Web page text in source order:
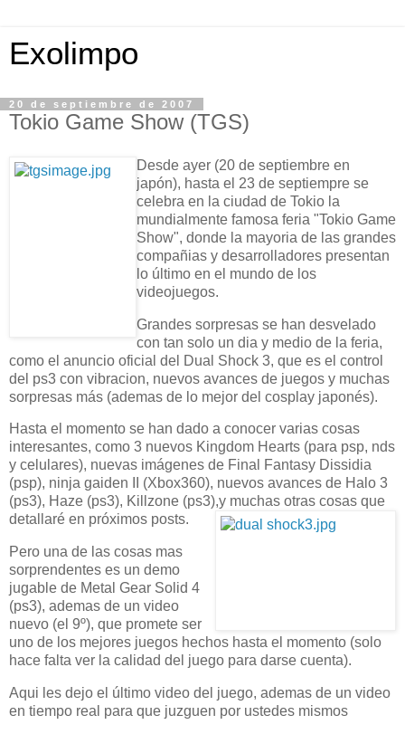
Exolimpo
20 de septiembre de 2007
Tokio Game Show (TGS)
Desde ayer (20 de septiembre en
japón), hasta el 23 de septiempre se
celebra en la ciudad de Tokio la
mundialmente famosa feria "Tokio Game
Show", donde la mayoria de las grandes
compañias y desarrolladores presentan
lo último en el mundo de los
videojuegos.
Grandes sorpresas se han desvelado
con tan solo un dia y medio de la feria,
como el anuncio oficial del Dual Shock 3, que es el control
del ps3 con vibracion, nuevos avances de juegos y muchas
sorpresas más (ademas de lo mejor del cosplay japonés).
Hasta el momento se han dado a conocer varias cosas
interesantes, como 3 nuevos Kingdom Hearts (para psp, nds
y celulares), nuevas imágenes de Final Fantasy Dissidia
(psp), ninja gaiden II (Xbox360), nuevos avances de Halo 3
(ps3), Haze (ps3), Killzone (ps3),y muchas otras cosas que
detallaré en próximos posts.
Pero una de las cosas mas
sorprendentes es un demo
jugable de Metal Gear Solid 4
(ps3), ademas de un video
nuevo (el 9º), que promete ser
uno de los mejores juegos hechos hasta el momento (solo
hace falta ver la calidad del juego para darse cuenta).
Aqui les dejo el último video del juego, ademas de un video
en tiempo real para que juzguen por ustedes mismos